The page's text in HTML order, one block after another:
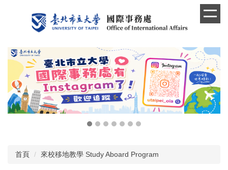
內
容
首頁 來校移地教學 Study Aboard Program